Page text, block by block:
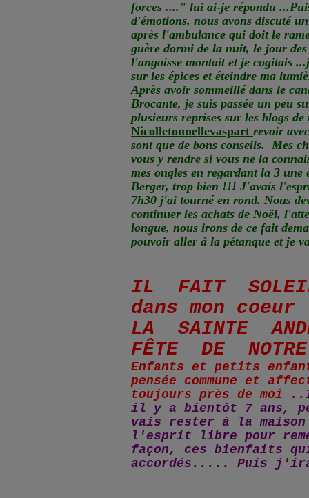
forces ...." lui ai-je répondu
d'émotions, nous avons discuté
après l'ambulance qui doit le
guère dormi de la nuit, le jour
l'angoisse montait et je cogitais
sur les épices et éteindre ma
Après avoir sommeillé dans le
Brocante, je suis passée un peu
plusieurs reprises sur les blogs de
Nicolletonnellevaspart revoir
sont que de bons conseils. Mes
vous y rendre si vous ne la
mes ongles en regardant la 3
Berger, trop bien !!! J'avais
7h30 j'ai tourné en rond. Nous
continuer les achats de Noël,
longue, nous irons de ce fait
pouvoir aller à la pétanque et je
IL FAIT
dans mon
LA SAINTE
FÊTE DE
Enfants et petits
pensée commune et
toujours près de moi ..
il y a bientôt 7 ans,
vais rester à la maison
l'esprit libre pour
façon, ces bienfaits
accordés..... Puis